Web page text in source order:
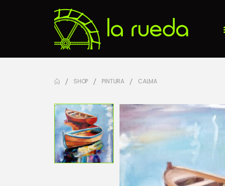
SHOP PINTURA CALMA